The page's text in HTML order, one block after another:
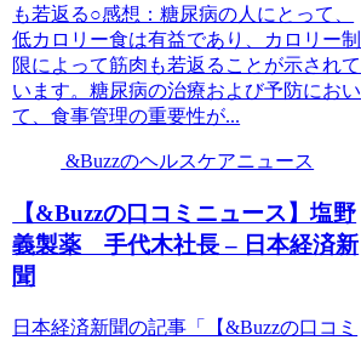
も若返る○感想：糖尿病の人にとって、
低カロリー食は有益であり、カロリー制
限によって筋肉も若返ることが示されて
います。糖尿病の治療および予防におい
て、食事管理の重要性が...
&Buzzのヘルスケアニュース
【&Buzzの口コミニュース】塩野
義製薬 手代木社長 – 日本経済新
聞
日本経済新聞の記事「【&Buzzの口コミ